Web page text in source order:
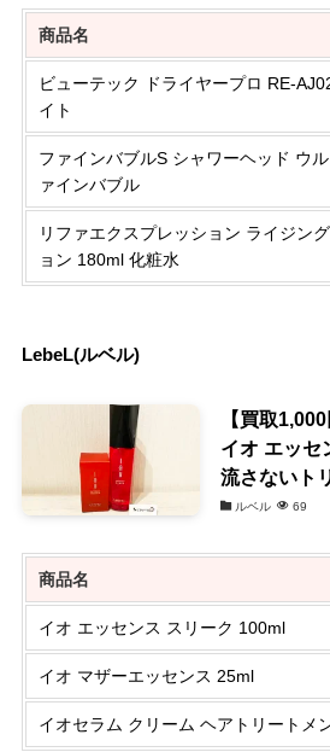
商品名
ビューテック ドライヤープロ RE-
イト
ファインバブルS シャワーヘッド ウ
ァインバブル
リファエクスプレッション ライジン
ョン 180ml 化粧水
LebeL(ルベル)
【買取
イオ エッセ
流さないト
ルベル 69
商品名
イオ エッセンス スリーク 100ml
イオ マザーエッセンス 25ml
イオセラム クリーム ヘアトリートメ